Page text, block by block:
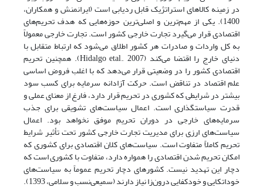
در زمینه کالاهای استراتژیک قابل ردیابی است (ایرانمنش و همکاران،
1400). یکی از مهم‌ترین و اصلی‌ترین حوزه‌هایی که هدف تحریم‌های
اقتصادی قرار می‌گیرد تجارت خارجی کشور است. تجارت خارجی معمولاً
به کل واردات و صادرات هر کشور اطلاق می‌شود که ارتباط متقابل با
دنیای خارج را اقتضا می‌کند (Hidalgo etal., 2007). همچنین تحریم
اقتصادی کشور را در وضعیتی قرار می‌دهد که با اغلب فروض اساسی
علم اقتصاد در تناقض است. حرکت آزادانه سرمایه برای کسب سود
بیشتر در شرایطی که کشوری در تحریم قرار دارد، فارغ از معنای عملی و
قدرت سیاستگذاری است. اعمال سیاست‌های تشویقی برای جذب
سرمایه‌های خارجی در دوران تحریم موفق نخواهد بود. اعمال
سیاست‌های ارزی برای مدیریت تجارت خارجی کشور تحت تأثیر شرایط
تحریم کاملاً متفاوت است. سیاست‌های کلان اقتصادی برای کشوری که
امکان تحریم شدن اقتصادی را همواره دارد، متفاوت با کشوری است که
دچار این تهدید نیست. کشورهای دچار تحریم عموماً به سیاست‌های
خوداتکایی و خودکفایی درون‌زا نیاز دارند (سمیعی‌نسب و سلامی، 1393).